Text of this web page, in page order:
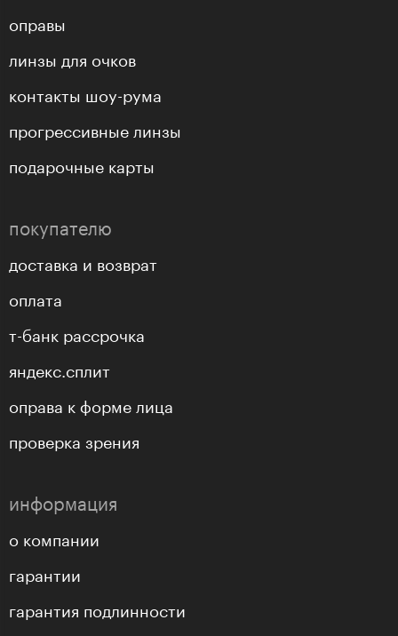
оправы
линзы для очков
контакты шоу-рума
прогрессивные линзы
подарочные карты
покупателю
доставка и возврат
оплата
т-банк рассрочка
яндекс.сплит
оправа к форме лица
проверка зрения
информация
о компании
гарантии
гарантия подлинности